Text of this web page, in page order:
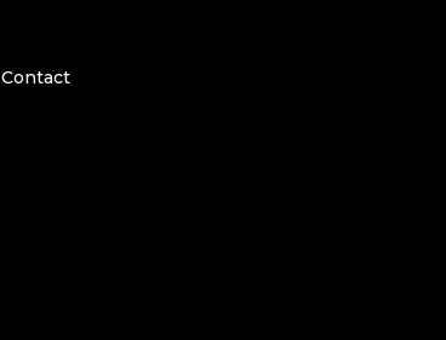
Contact